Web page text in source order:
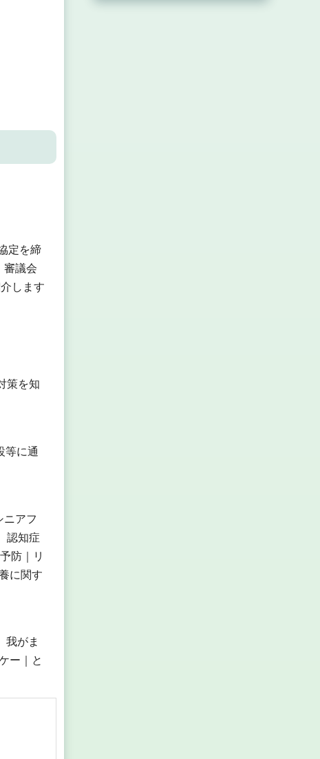
定を締
審議会
します
策を知
等に通
ニアフ
認知症
防｜リ
に関す
我がま
ー｜と